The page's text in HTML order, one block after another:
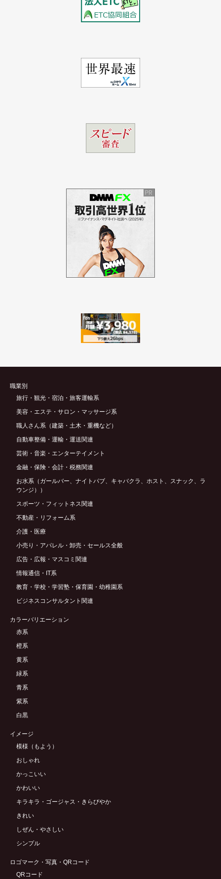
職業別
旅行・観光・宿泊・旅客運輸系
美容・エステ・サロン・マッサージ系
職人さん系（建築・土木・重機など）
自動車整備・運輸・運送関連
芸術・音楽・エンターテイメント
金融・保険・会計・税務関連
お水系（ガールバー、ナイトパブ、キャバクラ、ホスト、スナック、ラ
ウンジ））
スポーツ・フィットネス関連
不動産・リフォーム系
介護・医療
小売り・アパレル・卸売・セールス全般
広告・広報・マスコミ関連
情報通信・IT系
教育・学校・学習塾・保育園・幼稚園系
ビジネスコンサルタント関連
カラーバリエーション
赤系
橙系
黄系
緑系
青系
紫系
白黒
イメージ
模様（もよう）
おしゃれ
かっこいい
かわいい
キラキラ・ゴージャス・きらびやか
きれい
しぜん・やさしい
シンプル
ロゴマーク・写真・QRコード
QRコード